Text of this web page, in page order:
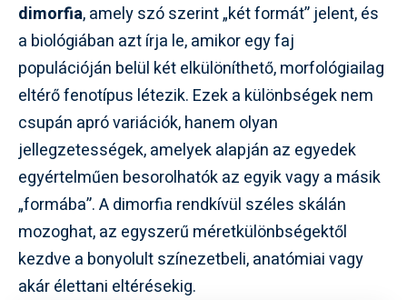
dimorfia, amely szó szerint „két formát” jelent, és
a biológiában azt írja le, amikor egy faj
populációján belül két elkülöníthető, morfológiailag
eltérő fenotípus létezik. Ezek a különbségek nem
csupán apró variációk, hanem olyan
jellegzetességek, amelyek alapján az egyedek
egyértelműen besorolhatók az egyik vagy a másik
„formába”. A dimorfia rendkívül széles skálán
mozoghat, az egyszerű méretkülönbségektől
kezdve a bonyolult színezetbeli, anatómiai vagy
akár élettani eltérésekig.